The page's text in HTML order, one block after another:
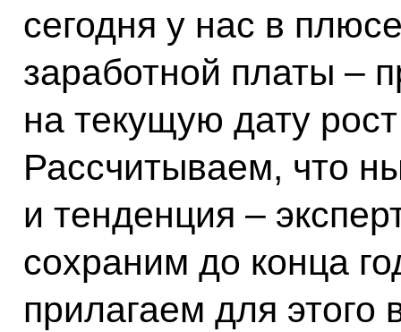
сегодня у нас в
заработной платы –
на текущую дату
Рассчитываем, что
и тенденция –
сохраним до конца
прилагаем для этого